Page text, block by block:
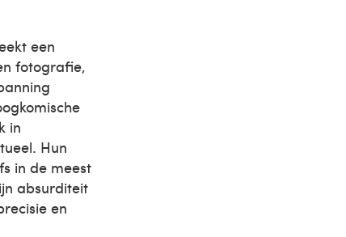
een
fotografie,
in
Hun
in de meest
absurditeit
en